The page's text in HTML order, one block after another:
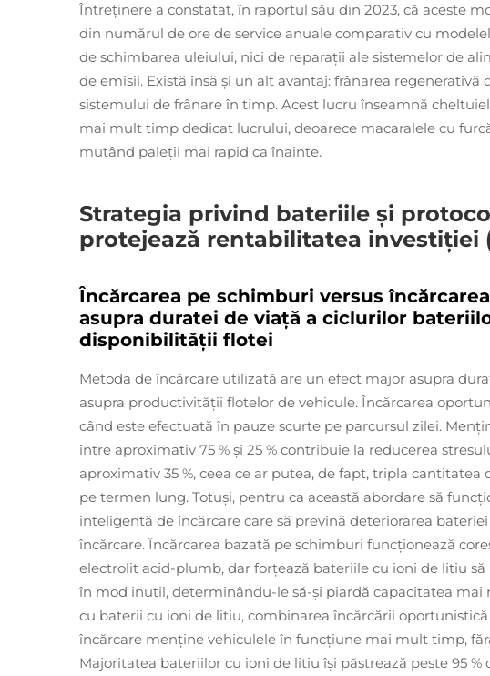
Întreținere a constatat, în raportul său din 2023, că aceste
din numărul de ore de service anuale comparativ cu
de schimbarea uleiului, nici de reparații ale sistemelor de
de emisii. Există însă și un alt avantaj: frânarea
sistemului de frânare în timp. Acest lucru înseamnă
mai mult timp dedicat lucrului, deoarece macaralele cu
mutând paleții mai rapid ca înainte.
Strategia privind bateriile și
protejează rentabilitatea investiției
Încărcarea pe schimburi versus
asupra duratei de viață a ciclurilor
disponibilității flotei
Metoda de încărcare utilizată are un efect major asupra
asupra productivității flotelor de vehicule. Încărcarea
când este efectuată în pauze scurte pe parcursul zilei.
între aproximativ 75 % și 25 % contribuie la reducerea
aproximativ 35 %, ceea ce ar putea, de fapt, tripla
pe termen lung. Totuși, pentru ca această abordare să
inteligentă de încărcare care să prevină deteriorarea
încărcare. Încărcarea bazată pe schimburi funcționează
electrolit acid-plumb, dar forțează bateriile cu ioni de litiu
în mod inutil, determinându-le să-și piardă capacitatea mai
cu baterii cu ioni de litiu, combinarea încărcării
încărcare menține vehiculele în funcțiune mai mult timp,
Majoritatea bateriilor cu ioni de litiu își păstrează peste 95